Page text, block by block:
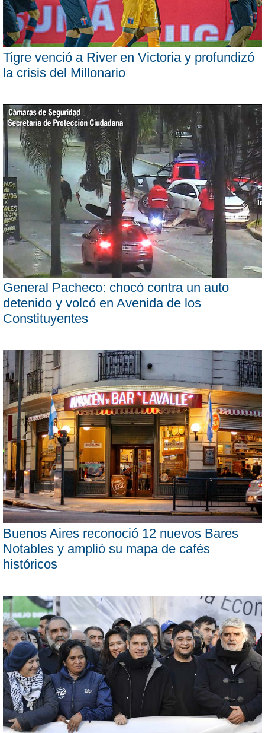
Tigre venció a River en Victoria y profundizó
la crisis del Millonario
General Pacheco: chocó contra un auto
detenido y volcó en Avenida de los
Constituyentes
Buenos Aires reconoció 12 nuevos Bares
Notables y amplió su mapa de cafés
históricos